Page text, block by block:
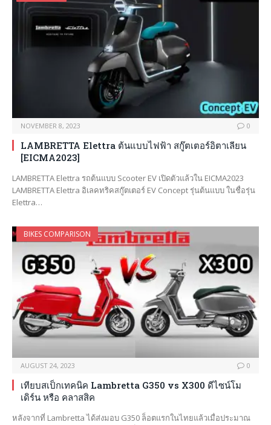
NOVEMBER 8, 2023 0
LAMBRETTA Elettra ต้นแบบไฟฟ้า สกู๊ตเตอร์อิตาเลียน
[EICMA2023]
LAMBRETTA Elettra รถต้นแบบ Scooter EV เปิดตัวแล้วใน EICMA2023
LAMBRETTA Elettra อิเลคทริคสกู๊ตเตอร์ EV Concept รุ่นต้นแบบ ในชื่อรุ่น
Elettra…
BIKES COMPARISON
AUGUST 24, 2023 0
เทียบสเป็กเทคนิค Lambretta G350 vs X300 ดีไซน์โม
เดิร์น หรือ คลาสสิค
หลังจากที่ Lambretta ได้ส่งมอบ G350 ล็อตแรกในไทยแล้วเมื่อประมาณ